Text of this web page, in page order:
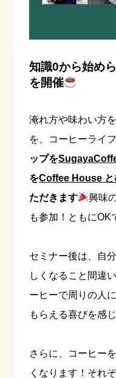
知識0から始め
を開催
淹れ方や味わい方
を、コーヒーライ
ップを
をCoffee House と
ただきます
興味
も参加！ともにOK
セミナー後は、自
しくなること間違
ーヒーで周りの人
もらえる喜びを感
さらに、コーヒー
くなります！それ